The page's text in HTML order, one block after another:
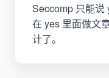
Seccomp 只能说
在 yes 里面做文
计了。